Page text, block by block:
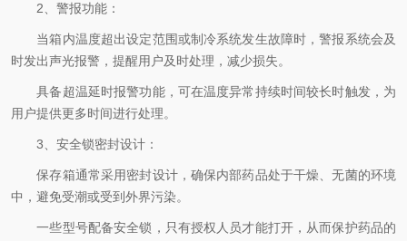
2、警报功能：
当箱内温度超出设定范围或制冷系统发生故障时，警报系统会及
时发出声光报警，提醒用户及时处理，减少损失。
具备超温延时报警功能，可在温度异常持续时间较长时触发，为
用户提供更多时间进行处理。
3、安全锁密封设计：
保存箱通常采用密封设计，确保内部药品处于干燥、无菌的环境
中，避免受潮或受到外界污染。
一些型号配备安全锁，只有授权人员才能打开，从而保护药品的